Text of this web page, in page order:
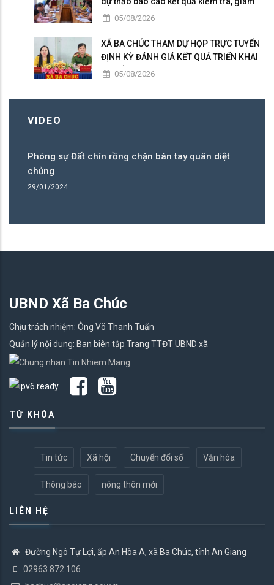
sát 05/08/2026
XÃ BA CHÚC THAM DỰ HỌP TRỰC TUYẾN
ĐỊNH KỲ ĐÁNH GIÁ KẾT QUẢ TRIỂN KHAI
“CHIẾN DỊCH 300”
05/08/2026
VIDEO
Phóng sự Đất chín rồng chặn bàn tay quân diệt
chủng
29/01/2024
UBND Xã Ba Chúc
Chịu trách nhiệm: Ông Võ Thanh Tuấn
Quản lý nội dung: Ban biên tập Trang TTĐT UBND xã
TỪ KHÓA
Tin tức Xã hội Chuyển đổi số Văn hóa
Thông báo nông thôn mới
LIÊN HỆ
Đường Ngô Tự Lợi, ấp An Hòa A, xã Ba Chúc, tỉnh An Giang
02963.872.106